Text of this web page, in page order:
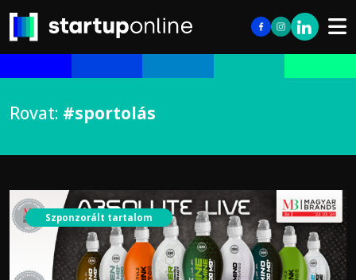
Rovat: #sportolás
Szponzorált tartalom